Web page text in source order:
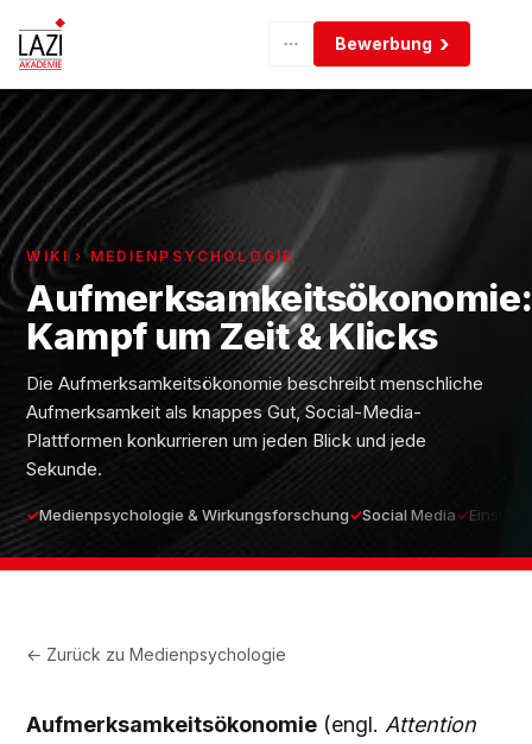
Bewerbung
WIKI › MEDIENPSYCHOLOGIE
Aufmerksamkeitsökonomie:
Kampf um Zeit & Klicks
Die Aufmerksamkeitsökonomie beschreibt menschliche
Aufmerksamkeit als knappes Gut, Social-Media-
Plattformen konkurrieren um jeden Blick und jede
Sekunde.
Medienpsychologie & Wirkungsforschung Social Media
← Zurück zuMedienpsychologie
Aufmerksamkeitsökonomie (engl. Attention